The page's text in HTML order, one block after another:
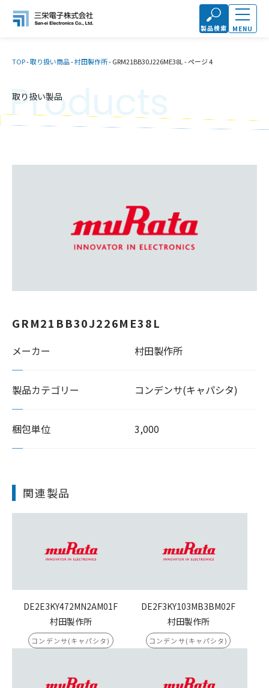
製品検索 MENU
TOP-取り扱い商品-村田製作所-GRM21BB30J226ME38L -ページ 4
取り扱い製品
Products
GRM21BB30J226ME38L
メーカー 村田製作所
製品カテゴリー コンデンサ(キャパシタ)
梱包単位 3,000
関連製品
DE2E3KY472MN2AM01F
村田製作所
コンデンサ(キャパシタ)
DE2F3KY103MB3BM02F
村田製作所
コンデンサ(キャパシタ)